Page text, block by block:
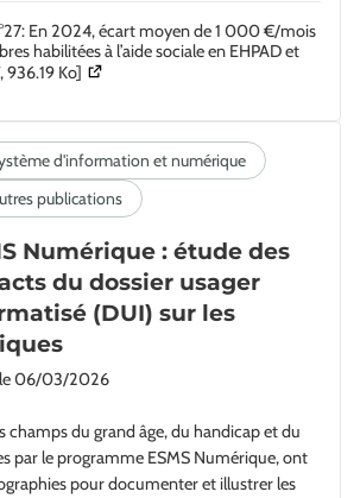
En 2024, écart moyen de 1 000 €/mois
habilitées à l’aide sociale en EHPAD et
936.19 Ko](Ouverture dans une nouvelle fenêtre)
Numérique : étude des
du dossier usager
(DUI) sur les
06/03/2026
champs du grand âge, du handicap et du
par le programme ESMS Numérique, ont
pour documenter et illustrer les